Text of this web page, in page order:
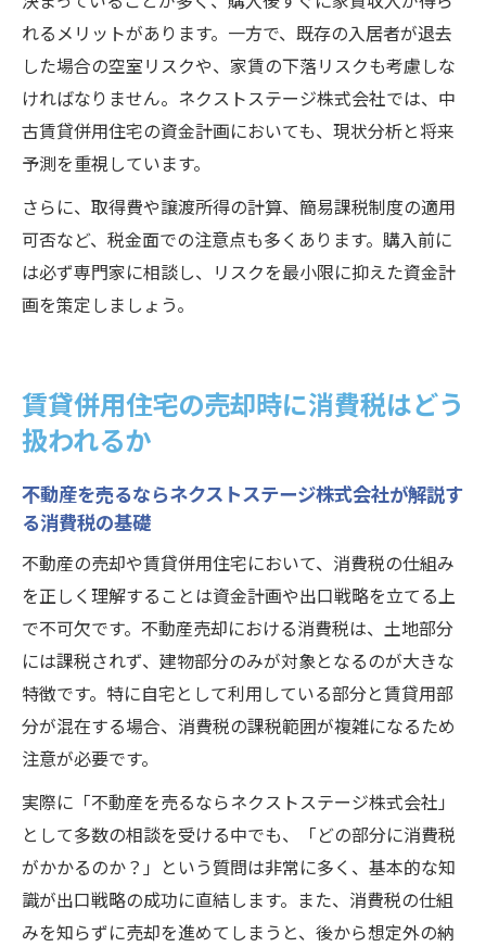
れるメリットがあります。一方で、既存の入居者が退去
した場合の空室リスクや、家賃の下落リスクも考慮しな
ければなりません。ネクストステージ株式会社では、中
古賃貸併用住宅の資金計画においても、現状分析と将来
予測を重視しています。
さらに、取得費や譲渡所得の計算、簡易課税制度の適用
可否など、税金面での注意点も多くあります。購入前に
は必ず専門家に相談し、リスクを最小限に抑えた資金計
画を策定しましょう。
賃貸併用住宅の売却時に消費税はどう
扱われるか
不動産を売るならネクストステージ株式会社が解説す
る消費税の基礎
不動産の売却や賃貸併用住宅において、消費税の仕組み
を正しく理解することは資金計画や出口戦略を立てる上
で不可欠です。不動産売却における消費税は、土地部分
には課税されず、建物部分のみが対象となるのが大きな
特徴です。特に自宅として利用している部分と賃貸用部
分が混在する場合、消費税の課税範囲が複雑になるため
注意が必要です。
実際に「不動産を売るならネクストステージ株式会社」
として多数の相談を受ける中でも、「どの部分に消費税
がかかるのか？」という質問は非常に多く、基本的な知
識が出口戦略の成功に直結します。また、消費税の仕組
みを知らずに売却を進めてしまうと、後から想定外の納